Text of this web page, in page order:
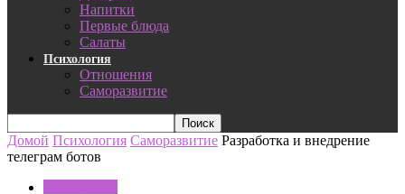
Напитки
Первые блюда
Салаты
Психология
Отношения
Саморазвитие
Домой Психология Саморазвитие Разработка и внедрение
телеграм ботов